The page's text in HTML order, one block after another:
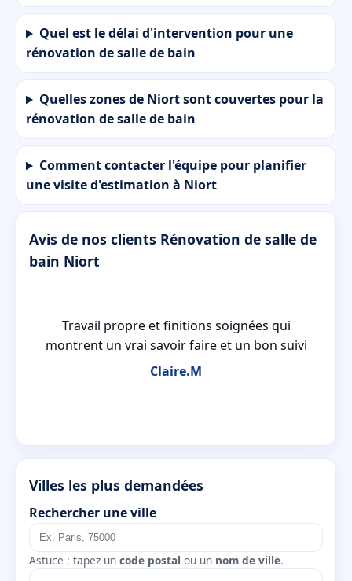
Quel est le délai d'intervention pour une
rénovation de salle de bain
Quelles zones de Niort sont couvertes pour la
rénovation de salle de bain
Comment contacter l'équipe pour planifier
une visite d'estimation à Niort
Avis de nos clients Rénovation de salle de
bain Niort
Travail propre et finitions soignées qui
montrent un vrai savoir faire et un bon suivi
Claire.M
Villes les plus demandées
Rechercher une ville
Astuce : tapez un code postal ou un nom de ville.